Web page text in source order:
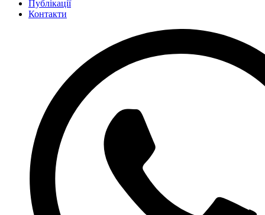
Публікації
Контакти